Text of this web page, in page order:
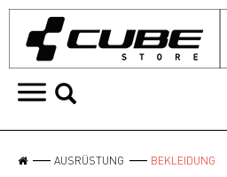
AUSRÜSTUNG BEKLEIDUNG